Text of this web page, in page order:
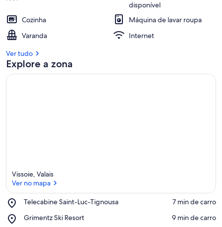
la
disponível
Cozinha
Máquina de lavar roupa
Varanda
Internet
Ver tudo
Explore a zona
Vissoie, Valais
Ver no mapa
Telecabine Saint-Luc-Tignousa
Place,
Saint-
‪7 min de carro‬
Grimentz Ski Resort
Place,
‪9 min de carro‬